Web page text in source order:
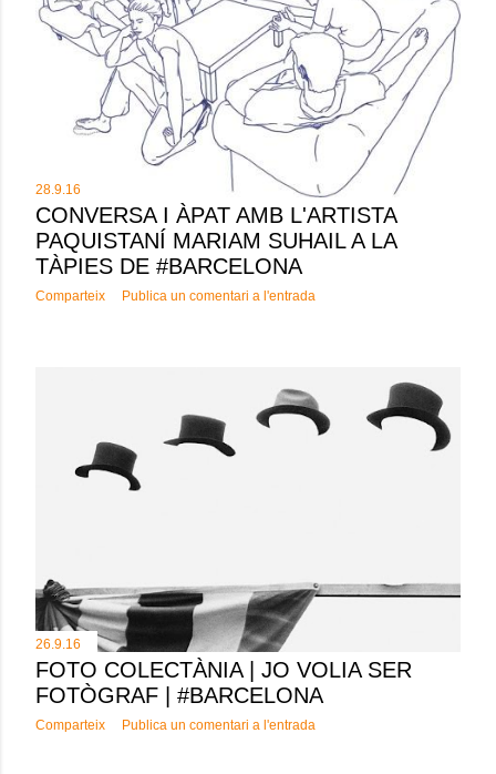
28.9.16
CONVERSA I ÀPAT AMB L'ARTISTA
PAQUISTANÍ MARIAM SUHAIL A LA
TÀPIES DE #BARCELONA
Comparteix Publica un comentari a l'entrada
26.9.16
FOTO COLECTÀNIA | JO VOLIA SER
FOTÒGRAF | #BARCELONA
Comparteix Publica un comentari a l'entrada